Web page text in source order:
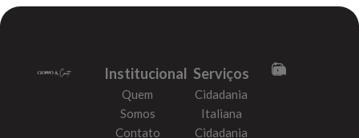
Institucional
Quem
Somos
Contato
Serviços
Cidadania
Italiana
Cidadania